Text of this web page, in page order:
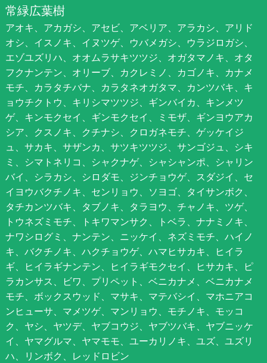
常緑広葉樹
アオキ、アカガシ、アセビ、アベリア、アラカシ、アリド
オシ、イスノキ、イヌツゲ、ウバメガシ、ウラジロガシ、
エゾユズリハ、オオムラサキツツジ、オガタマノキ、オタ
フクナンテン、オリーブ、カクレミノ、カゴノキ、カナメ
モチ、カラタチバナ、カラタネオガタマ、カンツバキ、キ
ョウチクトウ、キリシマツツジ、ギンバイカ、キンメツ
ゲ、キンモクセイ、ギンモクセイ、ミモザ、ギンヨウアカ
シア、クスノキ、クチナシ、クロガネモチ、ゲッケイジ
ュ、サカキ、サザンカ、サツキツツジ、サンゴジュ、シキ
ミ、シマトネリコ、シャクナゲ、シャシャンポ、シャリン
バイ、シラカシ、シロダモ、ジンチョウゲ、スダジイ、セ
イヨウバクチノキ、センリョウ、ソヨゴ、タイサンボク、
タチカンツバキ、タブノキ、タラヨウ、チャノキ、ツゲ、
トウネズミモチ、トキワマンサク、トベラ、ナナミノキ、
ナワシログミ、ナンテン、ニッケイ、ネズミモチ、ハイノ
キ、バクチノキ、ハクチョウゲ、ハマヒサカキ、ヒイラ
ギ、ヒイラギナンテン、ヒイラギモクセイ、ヒサカキ、ピ
ラカンサス、ビワ、プリペット、ベニカナメ、ベニカナメ
モチ、ボックスウッド、マサキ、マテバシイ、マホニアコ
ンヒューサ、マメツゲ、マンリョウ、モチノキ、モッコ
ク、ヤシ、ヤツデ、ヤブコウジ、ヤブツバキ、ヤブニッケ
イ、ヤマグルマ、ヤマモモ、ユーカリノキ、ユズ、ユズリ
ハ、リンボク、レッドロビン